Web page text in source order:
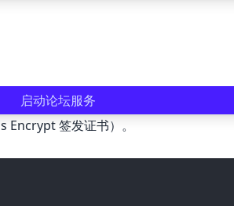
启动论坛服务
Encrypt 签发证书）。